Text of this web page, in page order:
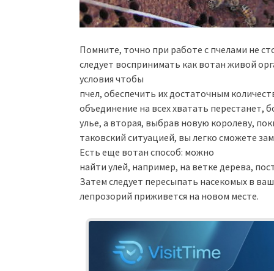
Помните, точно при работе с пчелами не
следует воспринимать как вотан живой
условия чтобы
пчел, обеспечить их достаточным
объединение на всех хватать перестанет,
улье, а вторая, выбрав новую королеву,
таковский ситуацией, вы легко сможете
Есть еще вотан способ: можно
найти улей, например, на ветке дерева,
Затем следует пересыпать насекомых в
лепрозорий приживется на новом месте.